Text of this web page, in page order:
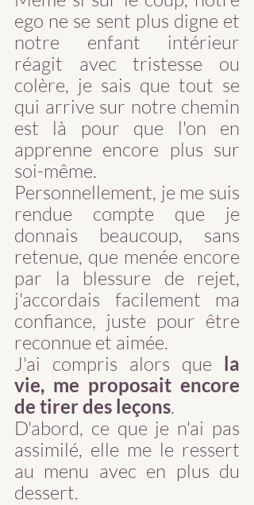
ego ne se sent plus digne et
notre enfant intérieur
réagit avec tristesse ou
colère, je sais que tout se
qui arrive sur notre chemin
est là pour que l'on en
apprenne encore plus sur
soi-même.
Personnellement, je me suis
rendue compte que je
donnais beaucoup, sans
retenue, que menée encore
par la blessure de rejet,
j'accordais facilement ma
confiance, juste pour être
reconnue et aimée.
J'ai compris alors que la
vie, me proposait encore
de tirer des leçons.
D'abord, ce que je n'ai pas
assimilé, elle me le ressert
au menu avec en plus du
dessert.